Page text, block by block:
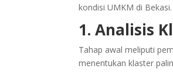
kondisi UMKM di Bekasi.
1. Analisis
Tahap awal meliputi
menentukan klaster